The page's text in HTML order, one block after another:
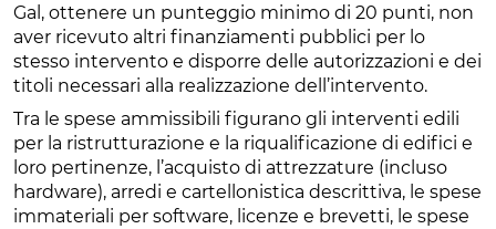
Gal, ottenere un punteggio minimo di 20 punti, non
aver ricevuto altri finanziamenti pubblici per lo
stesso intervento e disporre delle autorizzazioni e dei
titoli necessari alla realizzazione dell’intervento.
Tra le spese ammissibili figurano gli interventi edili
per la ristrutturazione e la riqualificazione di edifici e
loro pertinenze, l’acquisto di attrezzature (incluso
hardware), arredi e cartellonistica descrittiva, le spese
immateriali per software, licenze e brevetti, le spese